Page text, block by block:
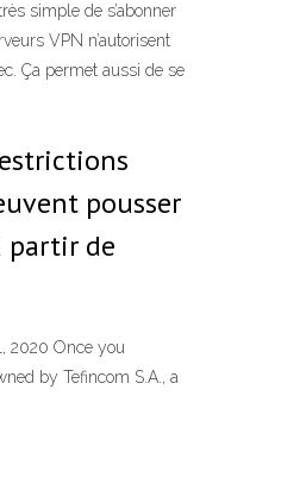
simple de s’abonner
VPN n’autorisent
Ça permet aussi de se
pousser
partir de
2020 Once you
by Tefincom S.A., a